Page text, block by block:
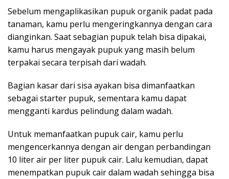
Sebelum mengaplikasikan pupuk organik padat pada
tanaman, kamu perlu mengeringkannya dengan cara
dianginkan. Saat sebagian pupuk telah bisa dipakai,
kamu harus mengayak pupuk yang masih belum
terpakai secara terpisah dari wadah.
Bagian kasar dari sisa ayakan bisa dimanfaatkan
sebagai starter pupuk, sementara kamu dapat
mengganti kardus pelindung dalam wadah.
Untuk memanfaatkan pupuk cair, kamu perlu
mengencerkannya dengan air dengan perbandingan
10 liter air per liter pupuk cair. Lalu kemudian, dapat
menempatkan pupuk cair dalam wadah sehingga bisa